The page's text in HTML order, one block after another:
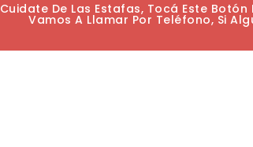
Cuidate De Las Estafas, Tocá Este
Vamos A Llamar Por Teléfono, Si